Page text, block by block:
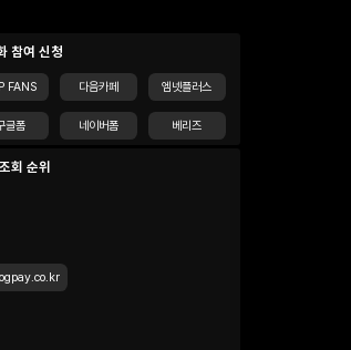
참여 신청
FANS 다음카페 엠넷플러스
글폼 네이버폼 베리즈
회 순위